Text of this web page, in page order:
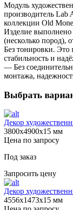
Модуль
производитель
коллекции Old
Изделие
(несколько пород),
Без тонировки. Это
стабильность и
— Без
монтажа,
Выбрать
Декор
3800х4900х15 мм
Цена по запросу
Под заказ
Запросить цену
Декор
4556х1473х15 мм